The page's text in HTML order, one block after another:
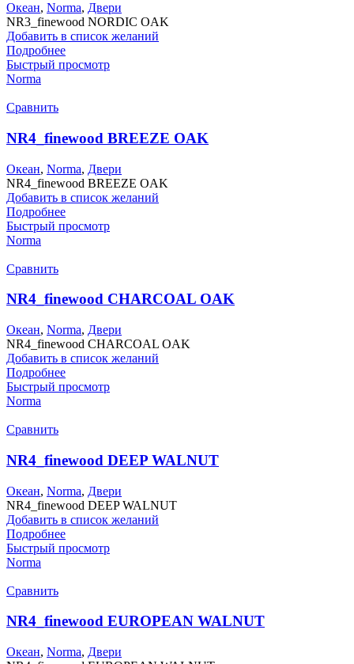
Океан, Norma, Двери
NR3_finewood NORDIC OAK
Добавить в список желаний
Подробнее
Быстрый просмотр
Norma
Сравнить
NR4_finewood BREEZE OAK
Океан, Norma, Двери
NR4_finewood BREEZE OAK
Добавить в список желаний
Подробнее
Быстрый просмотр
Norma
Сравнить
NR4_finewood CHARCOAL OAK
Океан, Norma, Двери
NR4_finewood CHARCOAL OAK
Добавить в список желаний
Подробнее
Быстрый просмотр
Norma
Сравнить
NR4_finewood DEEP WALNUT
Океан, Norma, Двери
NR4_finewood DEEP WALNUT
Добавить в список желаний
Подробнее
Быстрый просмотр
Norma
Сравнить
NR4_finewood EUROPEAN WALNUT
Океан, Norma, Двери